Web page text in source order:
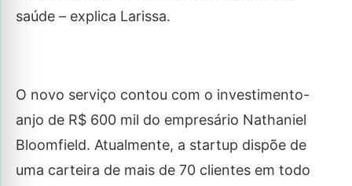
saúde – explica Larissa.
O novo serviço contou com o investimento-
anjo de R$ 600 mil do empresário Nathaniel
Bloomfield. Atualmente, a startup dispõe de
uma carteira de mais de 70 clientes em todo